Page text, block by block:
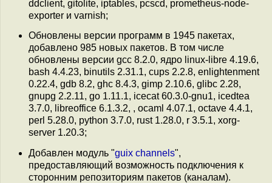
ddclient, gitolite, iptables, pcscd, prometheus-node-
exporter и varnish;
Обновлены версии программ в 1945 пакетах,
добавлено 985 новых пакетов. В том числе
обновлены версии gcc 8.2.0, ядро linux-libre 4.19.6,
bash 4.4.23, binutils 2.31.1, cups 2.2.8, enlightenment
0.22.4, gdb 8.2, ghc 8.4.3, gimp 2.10.6, glibc 2.28,
gnupg 2.2.11, go 1.11.1, icecat 60.3.0-gnu1, icedtea
3.7.0, libreoffice 6.1.3.2, , ocaml 4.07.1, octave 4.4.1,
perl 5.28.0, python 3.7.0, rust 1.28.0, r 3.5.1, xorg-
server 1.20.3;
Добавлен модуль "guix channels",
предоставляющий возможность подключения к
сторонним репозиториям пакетов (каналам).